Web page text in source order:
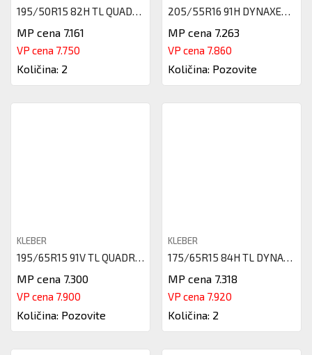
195/50R15 82H TL QUADRAXER 3 K
MP cena 7.161
VP cena 7.750
Količina: 2
205/55R16 91H DYNAXER HP4 DT1
MP cena 7.263
VP cena 7.860
Količina: Pozovite
KLEBER
195/65R15 91V TL QUADRAXER 3 K
MP cena 7.300
VP cena 7.900
Količina: Pozovite
KLEBER
175/65R15 84H TL DYNAXER HP4 K
MP cena 7.318
VP cena 7.920
Količina: 2